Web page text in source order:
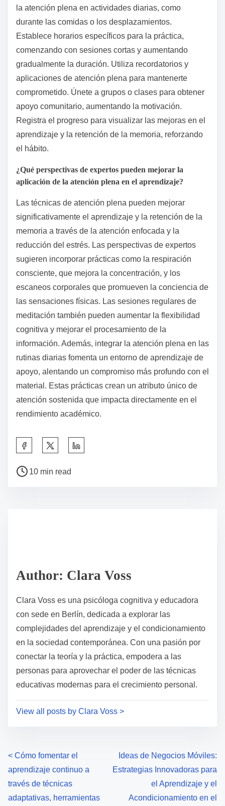
la atención plena en actividades diarias, como
durante las comidas o los desplazamientos.
Establece horarios específicos para la práctica,
comenzando con sesiones cortas y aumentando
gradualmente la duración. Utiliza recordatorios y
aplicaciones de atención plena para mantenerte
comprometido. Únete a grupos o clases para obtener
apoyo comunitario, aumentando la motivación.
Registra el progreso para visualizar las mejoras en el
aprendizaje y la retención de la memoria, reforzando
el hábito.
¿Qué perspectivas de expertos pueden mejorar la
aplicación de la atención plena en el aprendizaje?
Las técnicas de atención plena pueden mejorar
significativamente el aprendizaje y la retención de la
memoria a través de la atención enfocada y la
reducción del estrés. Las perspectivas de expertos
sugieren incorporar prácticas como la respiración
consciente, que mejora la concentración, y los
escaneos corporales que promueven la conciencia de
las sensaciones físicas. Las sesiones regulares de
meditación también pueden aumentar la flexibilidad
cognitiva y mejorar el procesamiento de la
información. Además, integrar la atención plena en las
rutinas diarias fomenta un entorno de aprendizaje de
apoyo, alentando un compromiso más profundo con el
material. Estas prácticas crean un atributo único de
atención sostenida que impacta directamente en el
rendimiento académico.
a
p
s
t
o
n
:
P
t
10 min read
Author: Clara Voss
Clara Voss es una psicóloga cognitiva y educadora
con sede en Berlín, dedicada a explorar las
complejidades del aprendizaje y el condicionamiento
en la sociedad contemporánea. Con una pasión por
conectar la teoría y la práctica, empodera a las
personas para aprovechar el poder de las técnicas
educativas modernas para el crecimiento personal.
View all posts by Clara Voss >
P
o
s
< Cómo fomentar el
aprendizaje continuo a
través de técnicas
adaptativas, herramientas
Ideas de Negocios Móviles:
Estrategias Innovadoras para
el Aprendizaje y el
Acondicionamiento en el